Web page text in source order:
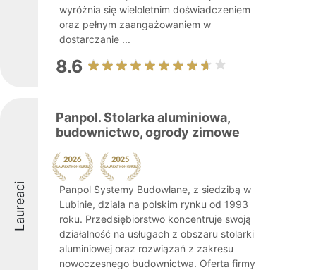
wyróżnia się wieloletnim doświadczeniem
oraz pełnym zaangażowaniem w
dostarczanie ...
8.6
Laureaci
Panpol. Stolarka aluminiowa,
budownictwo, ogrody zimowe
Panpol Systemy Budowlane, z siedzibą w
Lubinie, działa na polskim rynku od 1993
roku. Przedsiębiorstwo koncentruje swoją
działalność na usługach z obszaru stolarki
aluminiowej oraz rozwiązań z zakresu
nowoczesnego budownictwa. Oferta firmy